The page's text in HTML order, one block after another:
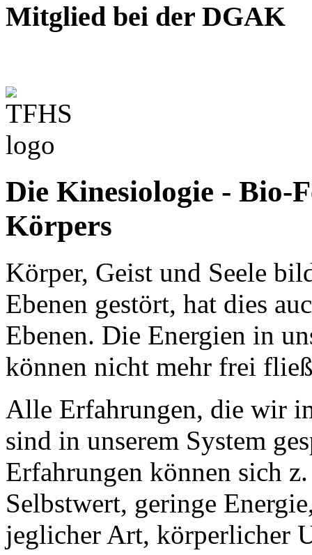
Mitglied bei der DGAK
Die Kinesiologie - Bio-
Körpers
Körper, Geist und Seele
Ebenen gestört, hat dies
Ebenen. Die Energien in
können nicht mehr frei
Alle Erfahrungen, die wir
sind in unserem System
Erfahrungen können sich
Selbstwert, geringe
jeglicher Art, körperlicher